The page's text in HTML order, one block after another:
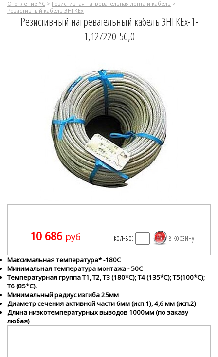
Отопление °C > Резистивная нагревательная лента и кабель >
Резистивный кабель ЭНГКЕх
Резистивный нагревательный кабель ЭНГКЕх-1-
1,12/220-56,0
10 686 руб кол-во:
Максимальная температура* -180С
Минимальная температура монтажа - 50С
Температурная группа Т1, Т2, Т3 (180*С); Т4 (135*С); Т5(100*С);
Т6 (85*С).
Минимальный радиус изгиба 25мм
Диаметр сечения активной части 6мм (исп.1), 4,6 мм (исп.2)
Длина низкотемпературных выводов 1000мм (по заказу
любая)